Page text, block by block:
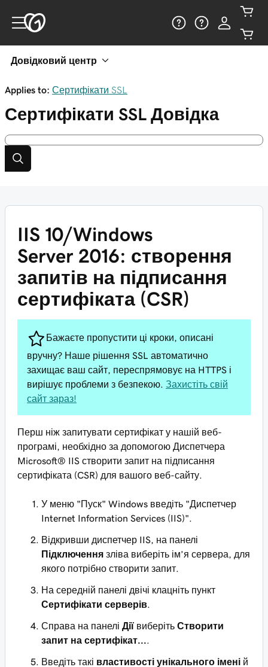
Довідковий центр
Applies to: Сертифікати SSL
Сертифікати SSL Довідка
IIS 10/Windows
Server 2016: створення
запитів на підписання
сертифіката (CSR)
Бажаєте пропустити ці кроки, описані
вручну? Наше рішення SSL автоматично
захищає ваш сайт, переспрямовує на HTTPS і
вирішує проблеми з безпекою. Захистіть свій
сайт зараз!
Перш ніж запитувати сертифікат у нашій веб-
програмі, необхідно за допомогою Диспетчера
Microsoft® IIS створити запит на підписання
сертифіката (CSR) для вашого веб-сайту.
У меню "Пуск" Windows введіть "Диспетчер
Internet Information Services (IIS)".
Відкривши диспетчер IIS, на панелі
Підключення зліва виберіть ім’я сервера, для
якого потрібно створити запит.
На середній панелі двічі клацніть пункт
Сертифікати серверів
Справа на панелі Дії виберіть Створити
запит на сертифікат...
Введіть такі властивості унікального імені й